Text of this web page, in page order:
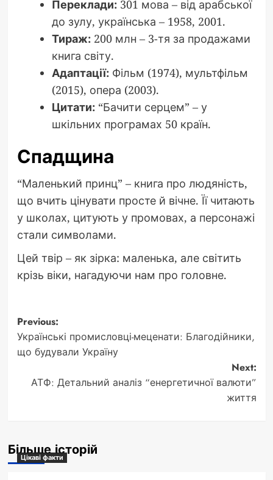
Переклади:301 мова – від арабської
до зулу, українська – 1958, 2001.
Тираж:200 млн – 3-тя за продажами
книга світу.
Адаптації:Фільм (1974), мультфільм
(2015), опера (2003).
Цитати:“Бачити серцем” – у
шкільних програмах 50 країн.
Спадщина
“Маленький принц” – книга про людяність,
що вчить цінувати просте й вічне. Її читають
у школах, цитують у промовах, а персонажі
стали символами.
Цей твір – як зірка: маленька, але світить
крізь віки, нагадуючи нам про головне.
Post
navigation
Previous:
Українські промисловці-меценати: Благодійники,
що будували Україну
Next:
АТФ: Детальний аналіз “енергетичної валюти”
життя
Більше історій
Цікаві факти